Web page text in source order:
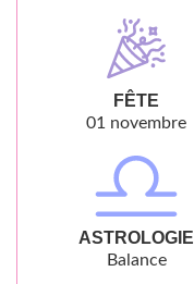
FÊTE
01 novembre
ASTROLOGIE
Balance